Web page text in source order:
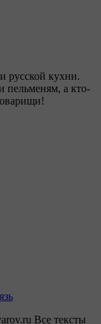
русской кухни.
пельменям, а кто-
Все тексты